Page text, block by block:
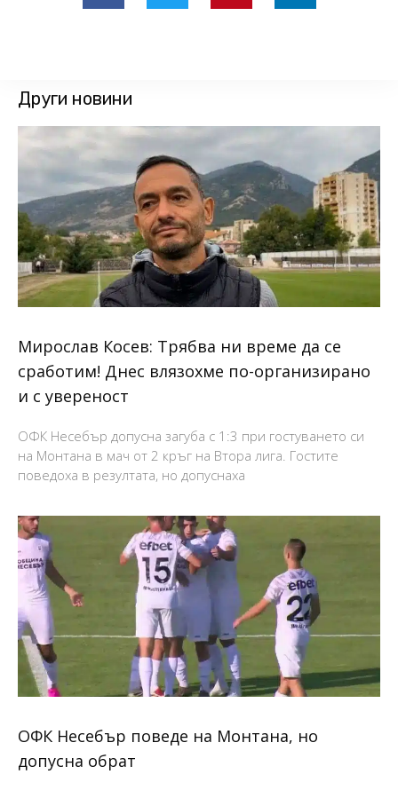
Други новини
Мирослав Косев: Трябва ни време да се
сработим! Днес влязохме по-организирано
и с увереност
ОФК Несебър допусна загуба с 1:3 при гостуването си
на Монтана в мач от 2 кръг на Втора лига. Гостите
поведоха в резултата, но допуснаха
ОФК Несебър поведе на Монтана, но
допусна обрат